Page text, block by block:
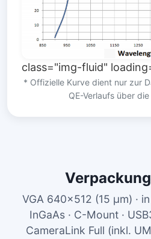
class="img-fluid"
* Offizielle Kurve dient nur zur
QE-Verlaufs über
VGA 640×512 (15 µm) ·
InGaAs · C-Mount ·
CameraLink Full (inkl.